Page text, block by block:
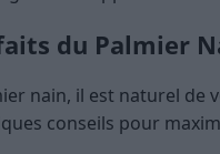
du Palmier
nain, il est naturel de
conseils pour